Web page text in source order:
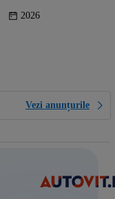
2026
Vezi anunțurile